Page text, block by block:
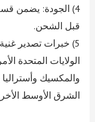
4) الجودة: يضمن
قبل الشحن.
5) خبرات تصدير
الولايات المتحدة
والمكسيك وأستراليا
الشرق الأوسط